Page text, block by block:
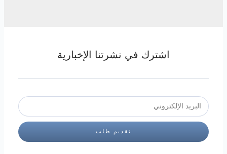
اشترك في نشرتنا الإخبارية
تقديم طلب